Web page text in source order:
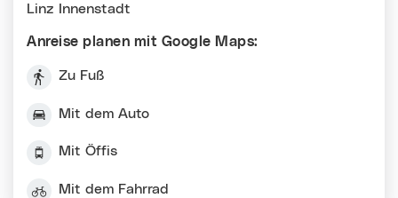
Linz Innenstadt
Anreise planen mit Google Maps:
Zu Fuß
Mit dem Auto
Mit Öffis
Mit dem Fahrrad